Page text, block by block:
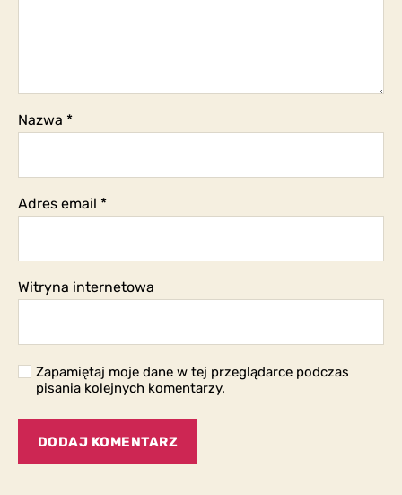
Nazwa *
Adres email *
Witryna internetowa
Zapamiętaj moje dane w tej przeglądarce podczas
pisania kolejnych komentarzy.